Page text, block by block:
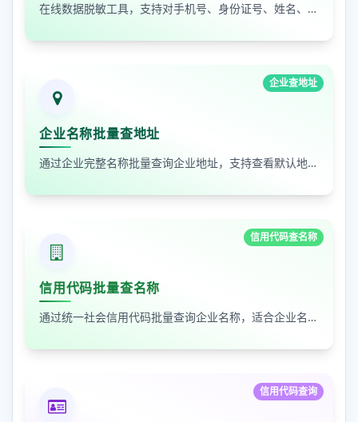
在线数据脱敏工具，支持对手机号、身份证号、姓名、邮箱等敏感数据进行批量脱敏处理，保护隐私安全
企业查地址
企业名称批量查地址
通过企业完整名称批量查询企业地址，支持查看默认地址、年报地址和注册地址，适合企业资料整理和工商信息核对
信用代码查名称
信用代码批量查名称
通过统一社会信用代码批量查询企业名称，适合企业名单核验、客户资料整理和工商信息补全
信用代码查询